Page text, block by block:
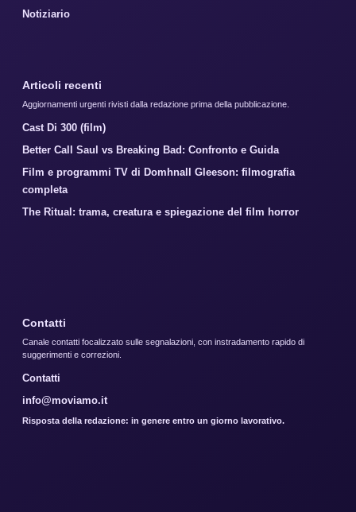
Notiziario
Articoli recenti
Aggiornamenti urgenti rivisti dalla redazione prima della pubblicazione.
Cast Di 300 (film)
Better Call Saul vs Breaking Bad: Confronto e Guida
Film e programmi TV di Domhnall Gleeson: filmografia
completa
The Ritual: trama, creatura e spiegazione del film horror
Contatti
Canale contatti focalizzato sulle segnalazioni, con instradamento rapido di
suggerimenti e correzioni.
Contatti
info@moviamo.it
Risposta della redazione: in genere entro un giorno lavorativo.